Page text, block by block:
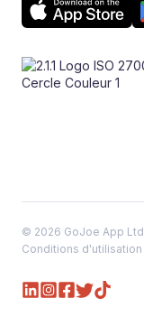
© 2026 GoJoe App Ltd
Conditions d'utilisation